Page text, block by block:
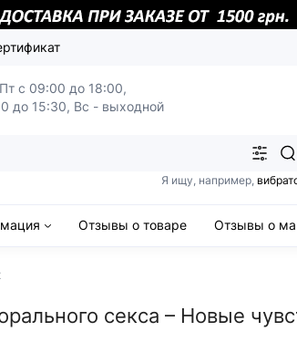
с 09:00 до 18:00,
до 15:30, Вс - выходной
Я ищу, например,
Отзывы о товаре Отзывы о
секса – Новые